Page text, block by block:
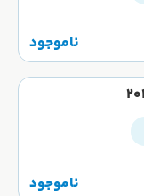
ناموجود
ناموجود